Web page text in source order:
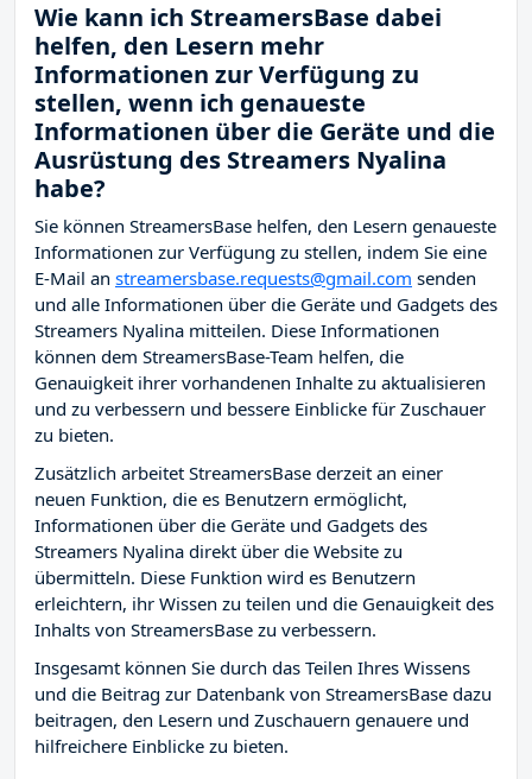
Wie kann ich StreamersBase dabei
helfen, den Lesern mehr
Informationen zur Verfügung zu
stellen, wenn ich genaueste
Informationen über die Geräte und die
Ausrüstung des Streamers Nyalina
habe?
Sie können StreamersBase helfen, den Lesern genaueste
Informationen zur Verfügung zu stellen, indem Sie eine
E-Mail an streamersbase.requests@gmail.com senden
und alle Informationen über die Geräte und Gadgets des
Streamers Nyalina mitteilen. Diese Informationen
können dem StreamersBase-Team helfen, die
Genauigkeit ihrer vorhandenen Inhalte zu aktualisieren
und zu verbessern und bessere Einblicke für Zuschauer
zu bieten.
Zusätzlich arbeitet StreamersBase derzeit an einer
neuen Funktion, die es Benutzern ermöglicht,
Informationen über die Geräte und Gadgets des
Streamers Nyalina direkt über die Website zu
übermitteln. Diese Funktion wird es Benutzern
erleichtern, ihr Wissen zu teilen und die Genauigkeit des
Inhalts von StreamersBase zu verbessern.
Insgesamt können Sie durch das Teilen Ihres Wissens
und die Beitrag zur Datenbank von StreamersBase dazu
beitragen, den Lesern und Zuschauern genauere und
hilfreichere Einblicke zu bieten.